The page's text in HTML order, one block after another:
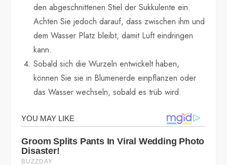
den abgeschnittenen Stiel der Sukkulente ein.
Achten Sie jedoch darauf, dass zwischen ihm und
dem Wasser Platz bleibt, damit Luft eindringen
kann.
Sobald sich die Wurzeln entwickelt haben,
können Sie sie in Blumenerde einpflanzen oder
das Wasser wechseln, sobald es trüb wird.